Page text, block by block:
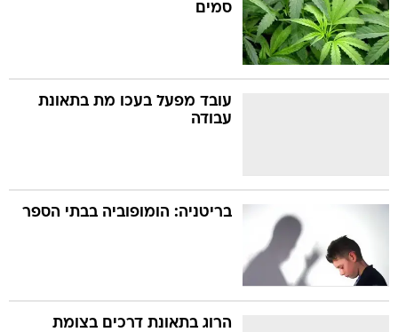
סמים
עובד מפעל בעכו מת בתאונת
עבודה
בריטניה: הומופוביה בבתי הספר
הרוג בתאונת דרכים בצומת